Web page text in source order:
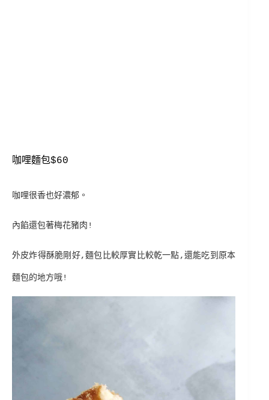
咖哩麵包$60
咖哩很香也好濃郁。
內餡還包著梅花豬肉!
外皮炸得酥脆剛好,麵包比較厚實比較乾一點,還能吃到原本
麵包的地方哦!